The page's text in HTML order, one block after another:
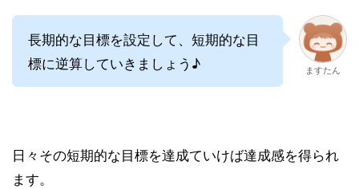
長期的な目標を設定して、短期的な目
標に逆算していきましょう♪
ますたん
日々その短期的な目標を達成ていけば達成感を得られ
ます。